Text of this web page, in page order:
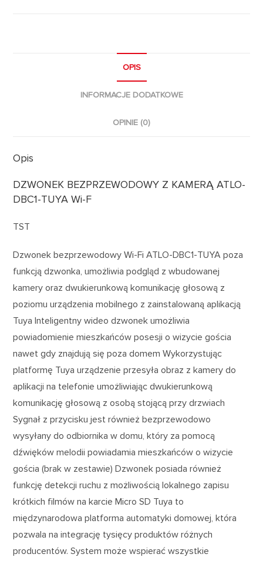
OPIS
INFORMACJE DODATKOWE
OPINIE (0)
Opis
DZWONEK BEZPRZEWODOWY Z KAMERĄ ATLO-
DBC1-TUYA Wi-F
TST
Dzwonek bezprzewodowy Wi-Fi ATLO-DBC1-TUYA poza
funkcją dzwonka, umożliwia podgląd z wbudowanej
kamery oraz dwukierunkową komunikację głosową z
poziomu urządzenia mobilnego z zainstalowaną aplikacją
Tuya Inteligentny wideo dzwonek umożliwia
powiadomienie mieszkańców posesji o wizycie gościa
nawet gdy znajdują się poza domem Wykorzystując
platformę Tuya urządzenie przesyła obraz z kamery do
aplikacji na telefonie umożliwiając dwukierunkową
komunikację głosową z osobą stojącą przy drzwiach
Sygnał z przycisku jest również bezprzewodowo
wysyłany do odbiornika w domu, który za pomocą
dźwięków melodii powiadamia mieszkańców o wizycie
gościa (brak w zestawie) Dzwonek posiada również
funkcję detekcji ruchu z możliwością lokalnego zapisu
krótkich filmów na karcie Micro SD Tuya to
międzynarodowa platforma automatyki domowej, która
pozwala na integrację tysięcy produktów różnych
producentów. System może wspierać wszystkie